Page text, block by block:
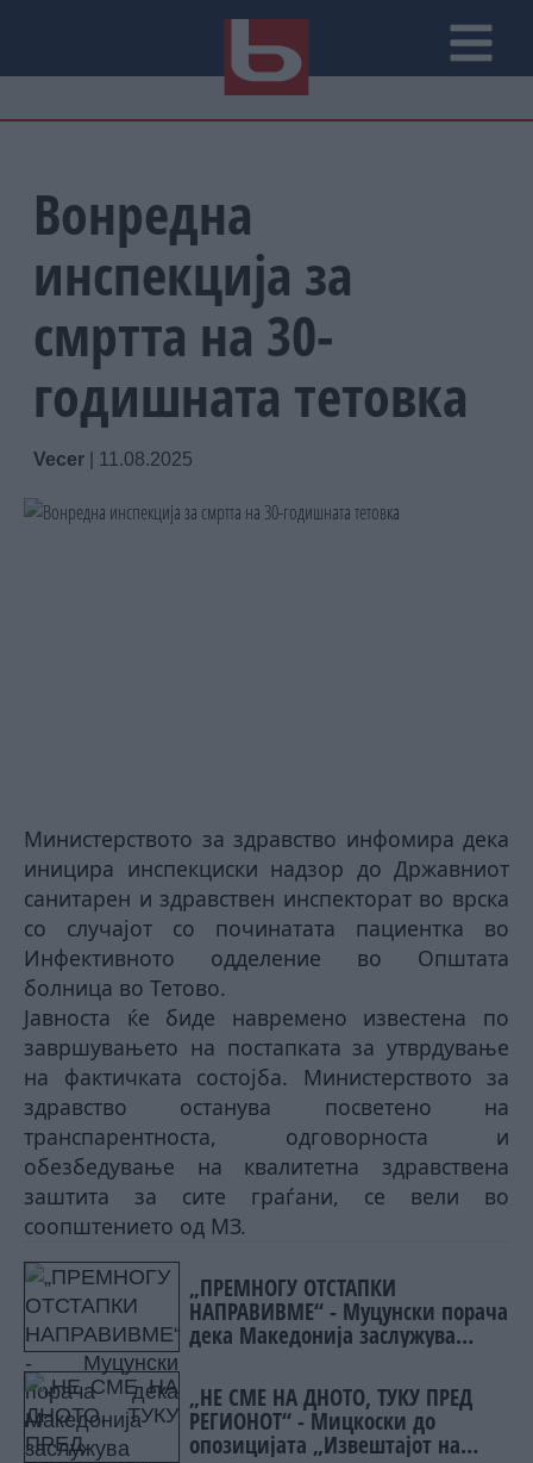
Вонредна
инспекција за
смртта на 30-
годишната тетовка
Vecer 11.08.2025
Министерството за здравство инфомира дека
иницира инспекциски надзор до Државниот
санитарен и здравствен инспекторат во врска
со случајот со починатата пациентка во
Инфективното одделение во Општата
болница во Тетово.
Јавноста ќе биде навремено известена по
завршувањето на постапката за утврдување
на фактичката состојба. Министерството за
здравство останува посветено на
транспарентноста, одговорноста и
обезбедување на квалитетна здравствена
заштита за сите граѓани, се вели во
соопштението од МЗ.
„ПРЕМНОГУ ОТСТАПКИ
НАПРАВИВМЕ“ - Муцунски порача
дека Македонија заслужува
услови од Софија
„НЕ СМЕ НА ДНОТО, ТУКУ ПРЕД
РЕГИОНОТ“ - Мицкоски до
опозицијата „Извештајот на